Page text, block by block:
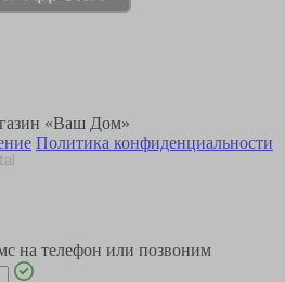
«Ваш Дом»
Политика конфиденциальности
на телефон или позвоним